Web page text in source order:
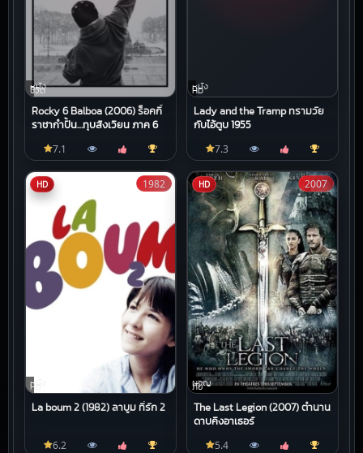
หนัง
ชีวิต
Rocky 6 Balboa (2006) ร็อคกี้
ราชากำปั้น…ทุบสังเวียน ภาค 6
7.1
หนัง
HD
Lady and the Tramp ทรามวัย
กับไอ้ตูบ 1955
7.3
HD
หนัง
HD
La boum 2 (1982) ลาบูม ที่รัก 2
1982
6.2
HD
ผจญ
ภัย
The Last Legion (2007) ตำนาน
ดาบคิงอาเธอร์
2007
5.4